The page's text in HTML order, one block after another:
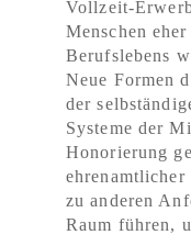
Vollzeit-
Menschen
Berufslebens
Neue Formen
der
Systeme der
Honorierung
zu anderen
Raum führen,